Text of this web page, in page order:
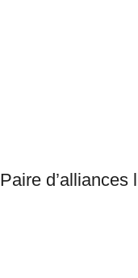
Paire d’alliances